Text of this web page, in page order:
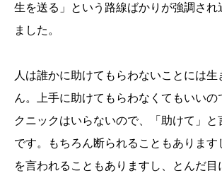
生を送る」という路線ばかりが強調され
ました。
人は誰かに助けてもらわないことには生
ん。上手に助けてもらわなくてもいいの
クニックはいらないので、「助けて」と
です。もちろん断られることもあります
を言われることもありますし、とんだ目